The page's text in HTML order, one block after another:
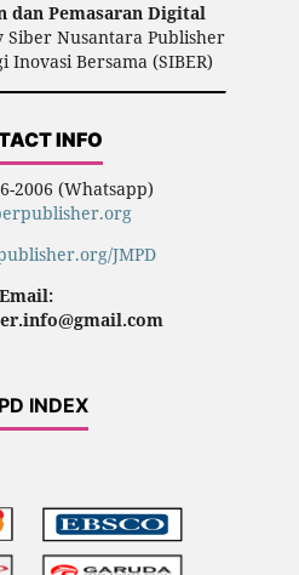
dan Pemasaran Digital
Siber Nusantara Publisher
Inovasi Bersama (SIBER)
INFO
2006 (Whatsapp)
JMPD
Email:
INDEX